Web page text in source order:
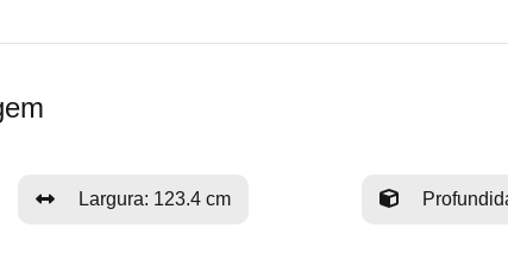
Largura: 123.4 cm